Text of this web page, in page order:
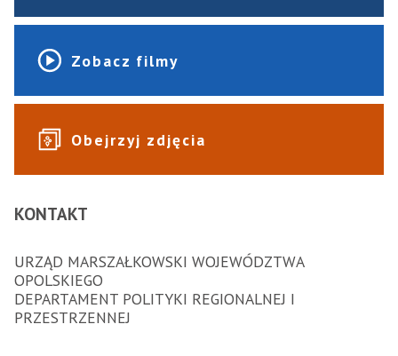
Zobacz filmy
Obejrzyj zdjęcia
KONTAKT
URZĄD MARSZAŁKOWSKI WOJEWÓDZTWA
OPOLSKIEGO
DEPARTAMENT POLITYKI REGIONALNEJ I
PRZESTRZENNEJ